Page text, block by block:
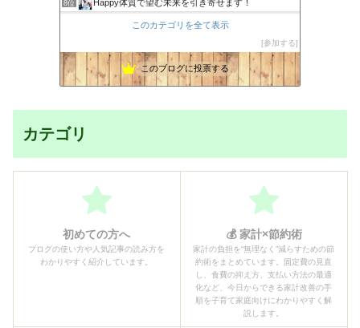
8位 Happy体質で望む未来を引き寄せます！
あっぷるみんとの通院日記
【心と身体と魂つなぐ癒し】整体サロンVERITASのブログ
11位 とゆの楽しいアロマライフ
12位 かまいと 家計簿書こうクラブ
14位 バンザイ田舎暮らし - キミコの空
15位
このカテゴリを全て表示
参加する
このブログに投票する
カテゴリ
初めての方へ
ブログの使い方や人気記事の読み方を
わかりやすく紹介しています。
💰 家計×節約術
家計の負担を“無理なく”減らすための節
約術をまとめています。固定費の見直
し、食費の抑え方、支払い方法の最適
化など、今日からできる家計改善の手
順を子育て家庭向けにわかりやすく解
説します。